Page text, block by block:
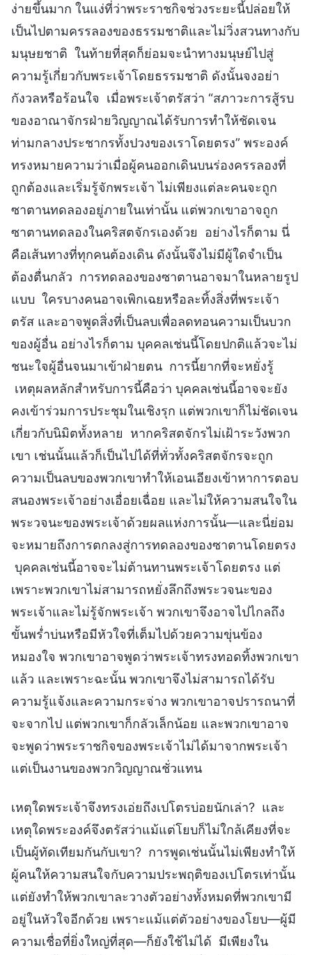
ง่ายขึ้นมาก ในแง่ที่ว่าพระราชกิจช่วงระยะนี้ปล่อยให้
เป็นไปตามครรลองของธรรมชาติและไม่วิ่งสวนทางกับ
มนุษยชาติ ในท้ายที่สุดก็ย่อมจะนำทางมนุษย์ไปสู่
ความรู้เกี่ยวกับพระเจ้าโดยธรรมชาติ ดังนั้นจงอย่า
กังวลหรือร้อนใจ เมื่อพระเจ้าตรัสว่า “สภาวะการสู้รบ
ของอาณาจักรฝ่ายวิญญาณได้รับการทำให้ชัดเจน
ท่ามกลางประชากรทั้งปวงของเราโดยตรง” พระองค์
ทรงหมายความว่าเมื่อผู้คนออกเดินบนร่องครรลองที่
ถูกต้องและเริ่มรู้จักพระเจ้า ไม่เพียงแต่ละคนจะถูก
ซาตานทดลองอยู่ภายในเท่านั้น แต่พวกเขาอาจถูก
ซาตานทดลองในคริสตจักรเองด้วย อย่างไรก็ตาม นี่
คือเส้นทางที่ทุกคนต้องเดิน ดังนั้นจึงไม่มีผู้ใดจำเป็น
ต้องตื่นกลัว การทดลองของซาตานอาจมาในหลายรูป
แบบ ใครบางคนอาจเพิกเฉยหรือละทิ้งสิ่งที่พระเจ้า
ตรัส และอาจพูดสิ่งที่เป็นลบเพื่อลดทอนความเป็นบวก
ของผู้อื่น อย่างไรก็ตาม บุคคลเช่นนี้โดยปกติแล้วจะไม่
ชนะใจผู้อื่นจนมาเข้าฝ่ายตน การนี้ยากที่จะหยั่งรู้
เหตุผลหลักสำหรับการนี้คือว่า บุคคลเช่นนี้อาจจะยัง
คงเข้าร่วมการประชุมในเชิงรุก แต่พวกเขาก็ไม่ชัดเจน
เกี่ยวกับนิมิตทั้งหลาย หากคริสตจักรไม่เฝ้าระวังพวก
เขา เช่นนั้นแล้วก็เป็นไปได้ที่ทั่วทั้งคริสตจักรจะถูก
ความเป็นลบของพวกเขาทำให้เอนเอียงเข้าหาการตอบ
สนองพระเจ้าอย่างเอื่อยเฉื่อย และไม่ให้ความสนใจใน
พระวจนะของพระเจ้าด้วยผลแห่งการนั้น—และนี่ย่อม
จะหมายถึงการตกลงสู่การทดลองของซาตานโดยตรง
บุคคลเช่นนี้อาจจะไม่ต้านทานพระเจ้าโดยตรง แต่
เพราะพวกเขาไม่สามารถหยั่งลึกถึงพระวจนะของ
พระเจ้าและไม่รู้จักพระเจ้า พวกเขาจึงอาจไปไกลถึง
ขั้นพร่ำบ่นหรือมีหัวใจที่เต็มไปด้วยความขุ่นข้อง
หมองใจ พวกเขาอาจพูดว่าพระเจ้าทรงทอดทิ้งพวกเขา
แล้ว และเพราะฉะนั้น พวกเขาจึงไม่สามารถได้รับ
ความรู้แจ้งและความกระจ่าง พวกเขาอาจปรารถนาที่
จะจากไป แต่พวกเขาก็กลัวเล็กน้อย และพวกเขาอาจ
จะพูดว่าพระราชกิจของพระเจ้าไม่ได้มาจากพระเจ้า
แต่เป็นงานของพวกวิญญาณชั่วแทน
เหตุใดพระเจ้าจึงทรงเอ่ยถึงเปโตรบ่อยนักเล่า? และ
เหตุใดพระองค์จึงตรัสว่าแม้แต่โยบก็ไม่ใกล้เคียงที่จะ
เป็นผู้ทัดเทียมกันกับเขา? การพูดเช่นนั้นไม่เพียงทำให้
ผู้คนให้ความสนใจกับความประพฤติของเปโตรเท่านั้น
แต่ยังทำให้พวกเขาละวางตัวอย่างทั้งหมดที่พวกเขามี
อยู่ในหัวใจอีกด้วย เพราะแม้แต่ตัวอย่างของโยบ—ผู้มี
ความเชื่อที่ยิ่งใหญ่ที่สุด—ก็ยังใช้ไม่ได้ มีเพียงใน